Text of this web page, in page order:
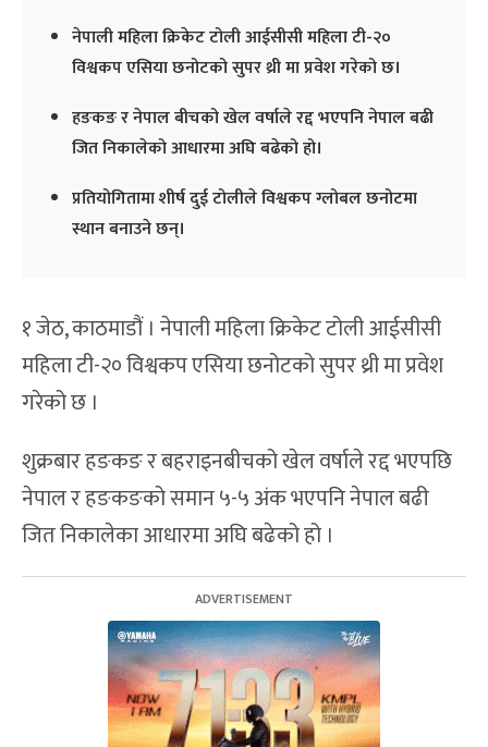
नेपाली महिला क्रिकेट टोली आईसीसी महिला टी-२०
विश्वकप एसिया छनोटको सुपर थ्री मा प्रवेश गरेको छ।
हङकङ र नेपाल बीचको खेल वर्षाले रद्द भएपनि नेपाल बढी
जित निकालेको आधारमा अघि बढेको हो।
प्रतियोगितामा शीर्ष दुई टोलीले विश्वकप ग्लोबल छनोटमा
स्थान बनाउने छन्।
१ जेठ, काठमाडौं । नेपाली महिला क्रिकेट टोली आईसीसी
महिला टी-२० विश्वकप एसिया छनोटको सुपर थ्री मा प्रवेश
गरेको छ ।
शुक्रबार हङकङ र बहराइनबीचको खेल वर्षाले रद्द भएपछि
नेपाल र हङकङको समान ५-५ अंक भएपनि नेपाल बढी
जित निकालेका आधारमा अघि बढेको हो ।